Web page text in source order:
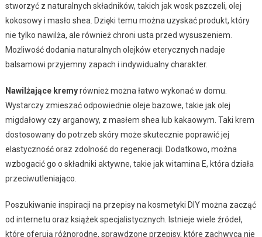
stworzyć z naturalnych składników, takich jak wosk pszczeli, olej
kokosowy i masło shea. Dzięki temu można uzyskać produkt, który
nie tylko nawilża, ale również chroni usta przed wysuszeniem.
Możliwość dodania naturalnych olejków eterycznych nadaje
balsamowi przyjemny zapach i indywidualny charakter.
Nawilżające kremyrównież można łatwo wykonać w domu.
Wystarczy zmieszać odpowiednie oleje bazowe, takie jak olej
migdałowy czy arganowy, z masłem shea lub kakaowym. Taki krem
dostosowany do potrzeb skóry może skutecznie poprawić jej
elastyczność oraz zdolność do regeneracji. Dodatkowo, można
wzbogacić go o składniki aktywne, takie jak witamina E, która działa
przeciwutleniająco.
Poszukiwanie inspiracji na przepisy na kosmetyki DIY można zacząć
od internetu oraz książek specjalistycznych. Istnieje wiele źródeł,
które oferują różnorodne, sprawdzone przepisy, które zachwycą nie